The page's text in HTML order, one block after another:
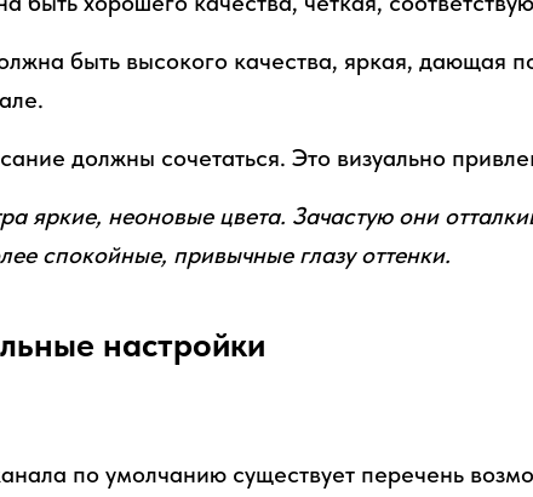
быть высокого качества, яркая, дающая
должны сочетаться. Это визуально
яркие, неоновые цвета. Зачастую они
спокойные, привычные глазу оттенки.
настройки
по умолчанию существует перечень